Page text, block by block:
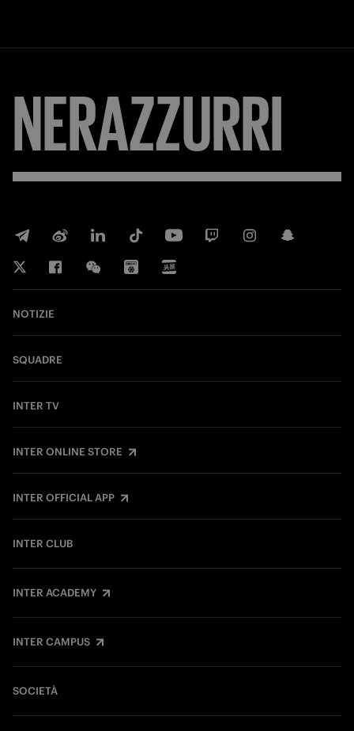
NERAZZURRI
NOTIZIE
SQUADRE
INTER TV
INTER ONLINE STORE
INTER OFFICIAL APP
INTER CLUB
INTER ACADEMY
INTER CAMPUS
SOCIETÀ